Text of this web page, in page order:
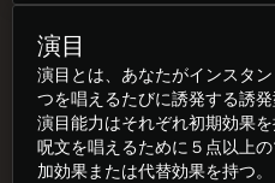
演目
演目とは、あなたがインスタ
つを唱えるたびに誘発する誘
演目能力はそれぞれ初期効果
呪文を唱えるために５点以上
加効果または代替効果を持つ。